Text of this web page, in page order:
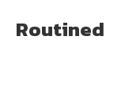
Routined